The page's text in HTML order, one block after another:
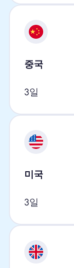
중국
3일
미국
3일